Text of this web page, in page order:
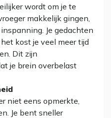
wordt om je te
makkelijk gingen,
Je gedachten
kost je veel meer tijd
Dit zijn
je brein overbelast
niet eens opmerkte,
Je bent sneller